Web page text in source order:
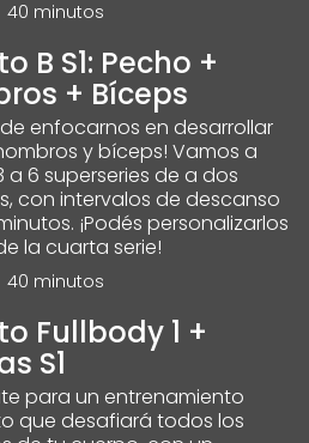
40 minutos
B S1: Pecho +
+ Bíceps
de enfocarnos en desarrollar
y bíceps! Vamos a
a 6 superseries de a dos
con intervalos de descanso
¡Podés personalizarlos
la cuarta serie!
40 minutos
Fullbody 1 +
S1
para un entrenamiento
que desafiará todos los